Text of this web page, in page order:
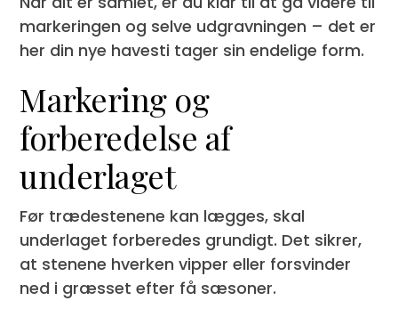
markeringen og selve udgravningen – det er
her din nye havesti tager sin endelige form.
Markering og
forberedelse af
underlaget
Før trædestenene kan lægges, skal
underlaget forberedes grundigt. Det sikrer,
at stenene hverken vipper eller forsvinder
ned i græsset efter få sæsoner.